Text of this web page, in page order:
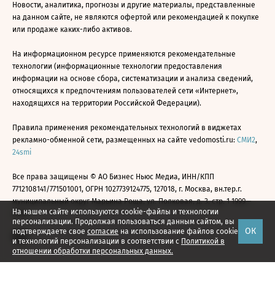
На нашем сайте используются cookie-файлы и технологии
персонализации. Продолжая пользоваться данным сайтом, вы
подтверждаете свое согласие на использование файлов cookie
и технологий персонализации в соответствии с Политикой в
отношении обработки персональных данных.
ОК
Новости, аналитика, прогнозы и другие материалы, представленные
на данном сайте, не являются офертой или рекомендацией к покупке
или продаже каких-либо активов.
На информационном ресурсе применяются рекомендательные
технологии (информационные технологии предоставления
информации на основе сбора, систематизации и анализа сведений,
относящихся к предпочтениям пользователей сети «Интернет»,
находящихся на территории Российской Федерации).
Правила применения рекомендательных технологий в виджетах
рекламно-обменной сети, размещенных на сайте vedomosti.ru: СМИ2,
24smi
Все права защищены © АО Бизнес Ньюс Медиа, ИНН/КПП
7712108141/771501001, ОГРН 1027739124775, 127018, г. Москва, вн.тер.г.
муниципальный округ Марьина Роща, ул. Полковая, д. 3, стр. 1 1999—
2026